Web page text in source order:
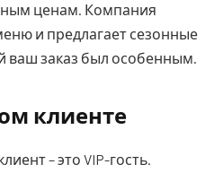
ценам. Компания
и предлагает сезонные
ваш заказ был особенным.
клиенте
– это VIP-гость.